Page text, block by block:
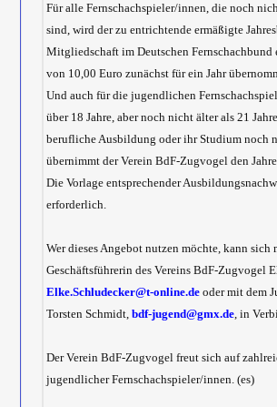
Für alle Fernschachspieler/innen, die noch
sind, wird der zu entrichtende ermäßigte
Mitgliedschaft im Deutschen Fernschachbund
von 10,00 Euro zunächst für ein Jahr
Und auch für die jugendlichen
über 18 Jahre, aber noch nicht älter als 21
berufliche Ausbildung oder ihr Studium noch
übernimmt der Verein BdF-Zugvogel den
Die Vorlage entsprechender
erforderlich.
Wer dieses Angebot nutzen möchte, kann sich
Geschäftsführerin des Vereins BdF-Zugvogel
Elke.Schludecker@t-online.de oder mit dem
Torsten Schmidt,bdf-jugend@gmx.de, in
Der Verein BdF-Zugvogel freut sich auf
jugendlicher Fernschachspieler/innen. (es)